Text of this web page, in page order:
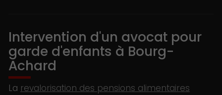
Intervention d'un avocat pour
garde d'enfants à Bourg-
Achard
La revalorisation des pensions alimentaires